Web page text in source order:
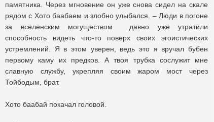
памятника. Через мгновение он уже снова сидел на скале
рядом с Хото баабаем и злобно улыбался. – Люди в погоне
за вселенским могуществом давно уже утратили
способность видеть что-то поверх своих эгоистических
устремлений. Я в этом уверен, ведь это я вручал бубен
первому каму их предков. А твоя трубка сослужит мне
славную службу, укрепляя своим жаром мост через
Тойбодым, брат.
Хото баабай покачал головой.